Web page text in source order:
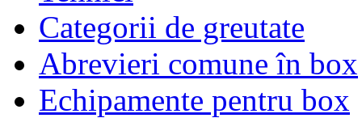
Categorii de greutate
Abrevieri comune în box
Echipamente pentru box